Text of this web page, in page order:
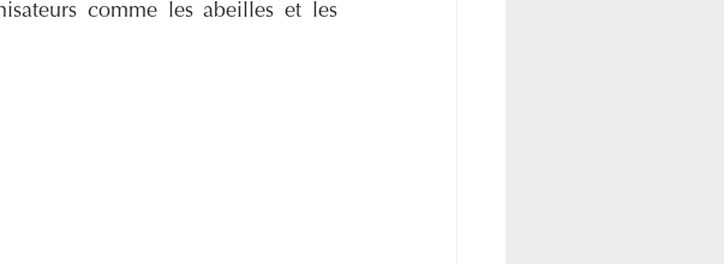
comme les abeilles et les